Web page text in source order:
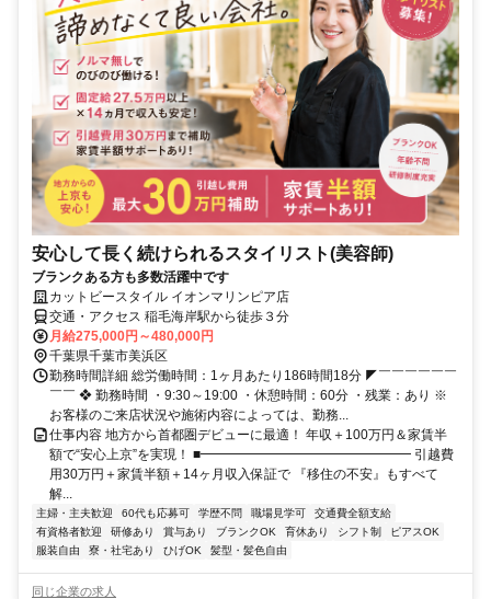
安心して長く続けられるスタイリスト(美容師)
ブランクある方も多数活躍中です
カットビースタイル イオンマリンピア店
交通・アクセス 稲毛海岸駅から徒歩３分
月給275,000円～480,000円
千葉県千葉市美浜区
勤務時間詳細 総労働時間：1ヶ月あたり186時間18分 ◤￣￣￣￣￣￣
￣￣ ❖ 勤務時間 ・9:30～19:00 ・休憩時間：60分 ・残業：あり ※
お客様のご来店状況や施術内容によっては、勤務...
仕事内容 地方から首都圏デビューに最適！ 年収＋100万円＆家賃半
額で“安心上京”を実現！ ■━━━━━━━━━━━━━━━━ 引越費
用30万円＋家賃半額＋14ヶ月収入保証で 『移住の不安』もすべて
解...
主婦・主夫歓迎 60代も応募可 学歴不問 職場見学可
交通費全額支給
有資格者歓迎
研修あり 賞与あり ブランクOK 育休あり シフト制
ピアスOK
服装自由
寮・社宅あり ひげOK 髪型・髪色自由
同じ企業の求人